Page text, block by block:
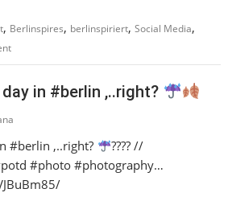
, Berlinspires, berlinspiriert,Social Media,
in #berlin ,..right?
#berlin ,..right?
???? //
#photo #photography…